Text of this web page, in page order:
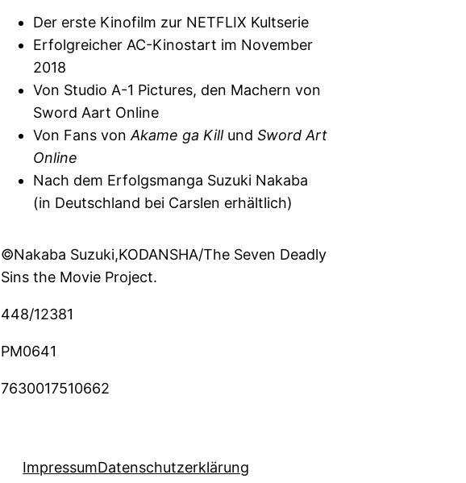
Der erste Kinofilm zur NETFLIX Kultserie
Erfolgreicher AC-Kinostart im November
2018
Von Studio A-1 Pictures, den Machern von
Sword Aart Online
Von Fans von Akame ga Kill und Sword Art
Online
Nach dem Erfolgsmanga Suzuki Nakaba
(in Deutschland bei Carslen erhältlich)
©Nakaba Suzuki,KODANSHA/The Seven Deadly
Sins the Movie Project.
448/12381
PM0641
7630017510662
ImpressumDatenschutzerklärung